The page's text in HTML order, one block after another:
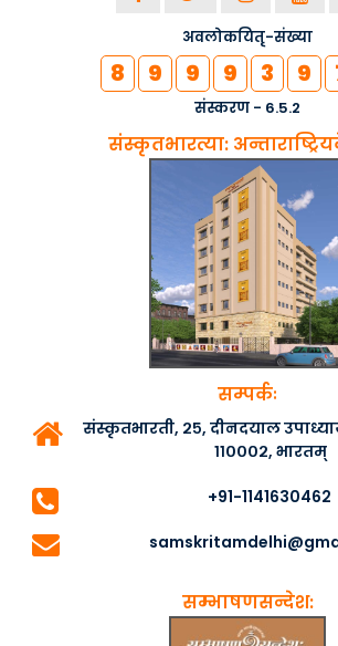
अवलोकयितृ-संख्या
8 9 9 9 3 9
संस्करण - 6.5.2
संस्कृतभारत्या:
सम्पर्कः
संस्कृतभारती, २५, दीनदयाल
११०००२, भारतम्
+91-1141630462
सम्भाषणसन्देश: